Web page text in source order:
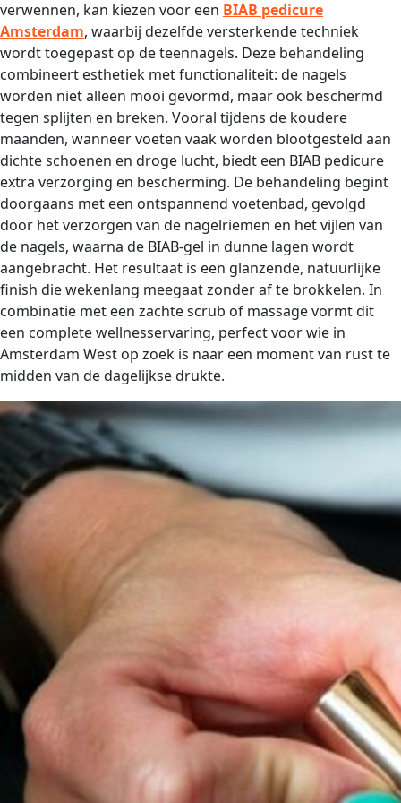
verwennen, kan kiezen voor een BIAB pedicure
Amsterdam, waarbij dezelfde versterkende techniek
wordt toegepast op de teennagels. Deze behandeling
combineert esthetiek met functionaliteit: de nagels
worden niet alleen mooi gevormd, maar ook beschermd
tegen splijten en breken. Vooral tijdens de koudere
maanden, wanneer voeten vaak worden blootgesteld aan
dichte schoenen en droge lucht, biedt een BIAB pedicure
extra verzorging en bescherming. De behandeling begint
doorgaans met een ontspannend voetenbad, gevolgd
door het verzorgen van de nagelriemen en het vijlen van
de nagels, waarna de BIAB-gel in dunne lagen wordt
aangebracht. Het resultaat is een glanzende, natuurlijke
finish die wekenlang meegaat zonder af te brokkelen. In
combinatie met een zachte scrub of massage vormt dit
een complete wellnesservaring, perfect voor wie in
Amsterdam West op zoek is naar een moment van rust te
midden van de dagelijkse drukte.